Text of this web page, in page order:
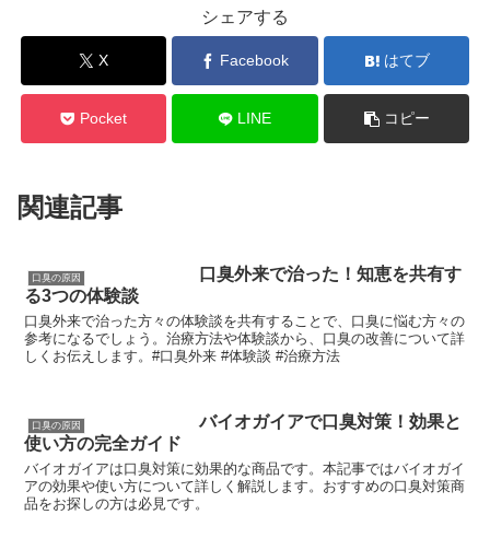
シェアする
X Facebook はてブ
Pocket LINE コピー
関連記事
口臭の原因
口臭外来で治った！知恵を共有す
る3つの体験談
口臭外来で治った方々の体験談を共有することで、口臭に悩む方々の
参考になるでしょう。治療方法や体験談から、口臭の改善について詳
しくお伝えします。#口臭外来 #体験談 #治療方法
口臭の原因
バイオガイアで口臭対策！効果と
使い方の完全ガイド
バイオガイアは口臭対策に効果的な商品です。本記事ではバイオガイ
アの効果や使い方について詳しく解説します。おすすめの口臭対策商
品をお探しの方は必見です。